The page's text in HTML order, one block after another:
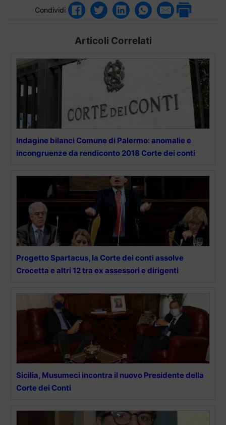
Condividi
Articoli Correlati
Indagine bilanci Comune di Palermo: anomalie e
incongruenze da rendiconto 2018 Corte dei conti
Progetto Spartacus, la Corte dei conti assolve
Crocetta e altri 12 tra ex assessori e dirigenti
Sicilia, Musumeci incontra il nuovo Presidente della
Corte dei Conti